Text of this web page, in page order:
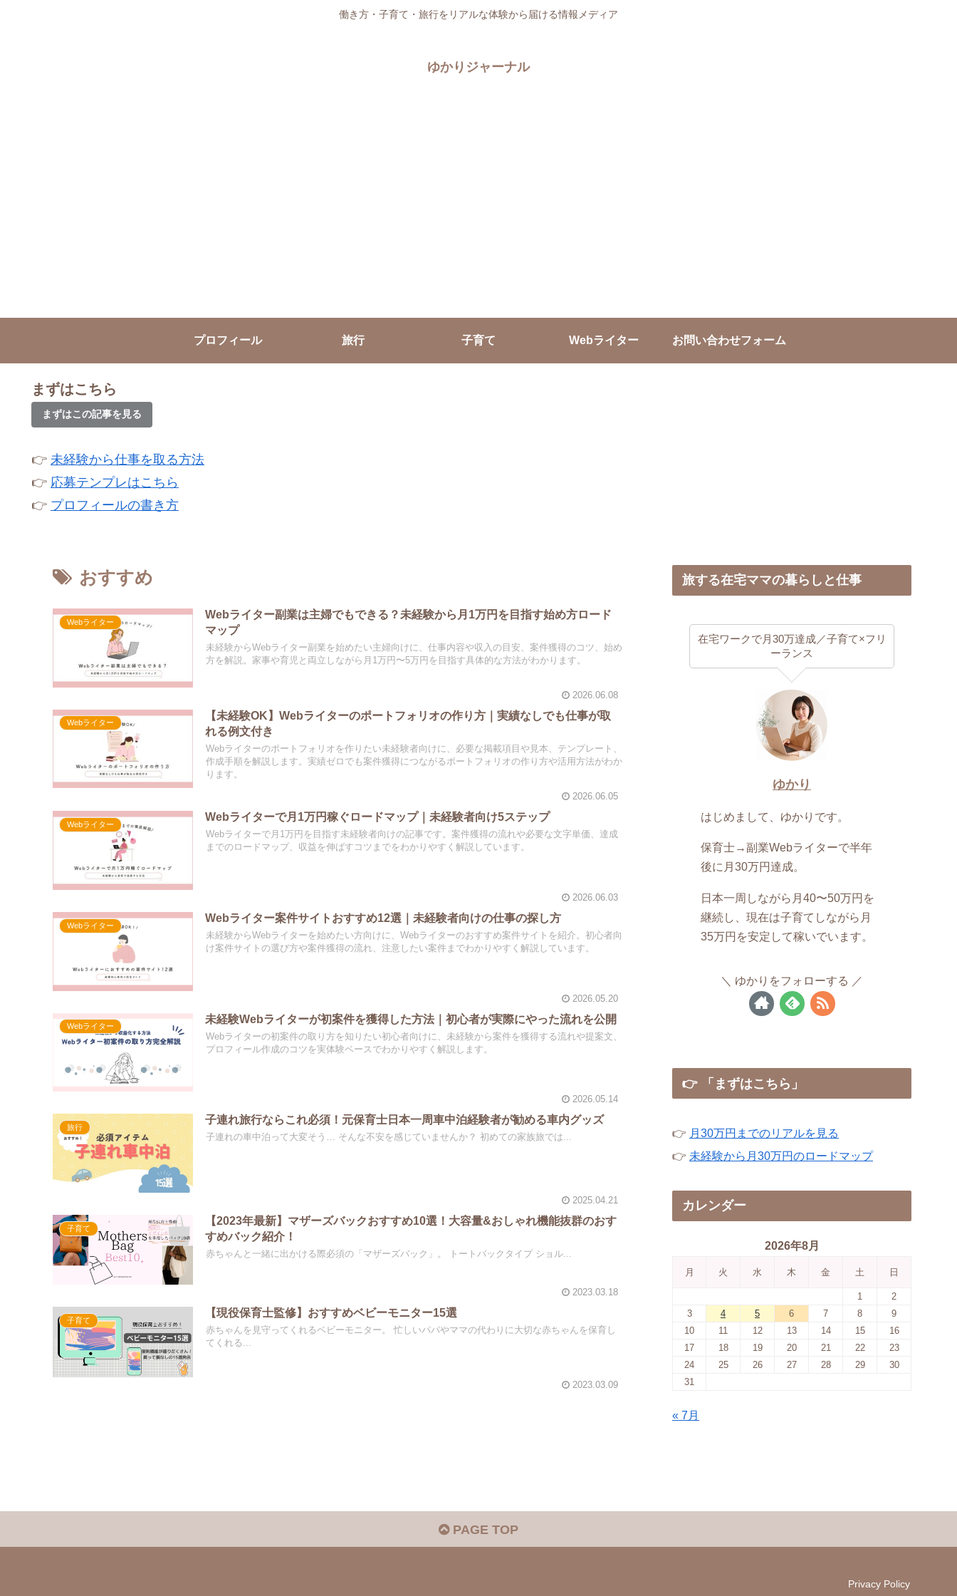
働き方・子育て・旅行をリアルな体験から届ける情報メディア
ゆかりジャーナル
プロフィール 旅行 子育て Webライター お問い合わせフォーム
まずはこちら
まずはこの記事を見る
👉 未経験から仕事を取る方法
👉 応募テンプレはこちら
👉 プロフィールの書き方
おすすめ
Webライター
Webライター副業は主婦でもできる？未経験から月1万円を目指す始め方ロード
マップ
未経験からWebライター副業を始めたい主婦向けに、仕事内容や収入の目安、案件獲得のコツ、始め
方を解説。家事や育児と両立しながら月1万円〜5万円を目指す具体的な方法がわかります。
2026.06.08
Webライター
【未経験OK】Webライターのポートフォリオの作り方｜実績なしでも仕事が取
れる例文付き
Webライターのポートフォリオを作りたい未経験者向けに、必要な掲載項目や見本、テンプレート、
作成手順を解説します。実績ゼロでも案件獲得につながるポートフォリオの作り方や活用方法がわか
ります。
2026.06.05
Webライター
Webライターで月1万円稼ぐロードマップ｜未経験者向け5ステップ
Webライターで月1万円を目指す未経験者向けの記事です。案件獲得の流れや必要な文字単価、達成
までのロードマップ、収益を伸ばすコツまでをわかりやすく解説しています。
2026.06.03
Webライター
Webライター案件サイトおすすめ12選｜未経験者向けの仕事の探し方
未経験からWebライターを始めたい方向けに、Webライターのおすすめ案件サイトを紹介。初心者向
け案件サイトの選び方や案件獲得の流れ、注意したい案件までわかりやすく解説しています。
2026.05.20
Webライター
未経験Webライターが初案件を獲得した方法｜初心者が実際にやった流れを公開
Webライターの初案件の取り方を知りたい初心者向けに、未経験から案件を獲得する流れや提案文、
プロフィール作成のコツを実体験ベースでわかりやすく解説します。
2026.05.14
旅行
子連れ旅行ならこれ必須！元保育士日本一周車中泊経験者が勧める車内グッズ
子連れの車中泊って大変そう… そんな不安を感じていませんか？ 初めての家族旅では...
2025.04.21
子育て
【2023年最新】マザーズバックおすすめ10選！大容量&おしゃれ機能抜群のおす
すめバック紹介！
赤ちゃんと一緒に出かける際必須の「マザーズバック」。 トートバックタイプ ショル...
2023.03.18
子育て
【現役保育士監修】おすすめベビーモニター15選
赤ちゃんを見守ってくれるベビーモニター。 忙しいパパやママの代わりに大切な赤ちゃんを保育し
てくれる...
2023.03.09
旅する在宅ママの暮らしと仕事
在宅ワークで月30万達成／子育て×フリ
ーランス
ゆかり
はじめまして、ゆかりです。
保育士→副業Webライターで半年
後に月30万円達成。
日本一周しながら月40〜50万円を
継続し、現在は子育てしながら月
35万円を安定して稼いでいます。
ゆかりをフォローする
👉 「まずはこちら」
👉 月30万円までのリアルを見る
👉 未経験から月30万円のロードマップ
カレンダー
2026年8月
月 火 水 木 金 土 日
1
2
3
4 5 6 7 8
9
10
11 12 13 14 15
16
17
18 19 20 21 22
23
24
25 26 27 28 29
30
31
« 7月
PAGE TOP
Privacy Policy